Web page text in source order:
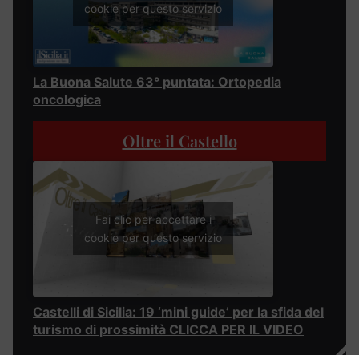
cookie per questo servizio
La Buona Salute 63° puntata: Ortopedia
oncologica
Oltre il Castello
Fai clic per accettare i
cookie per questo servizio
Castelli di Sicilia: 19 ‘mini guide’ per la sfida del
turismo di prossimità CLICCA PER IL VIDEO